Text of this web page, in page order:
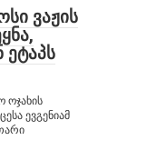
ვაჟის
ოჯახის
ევგენიამ